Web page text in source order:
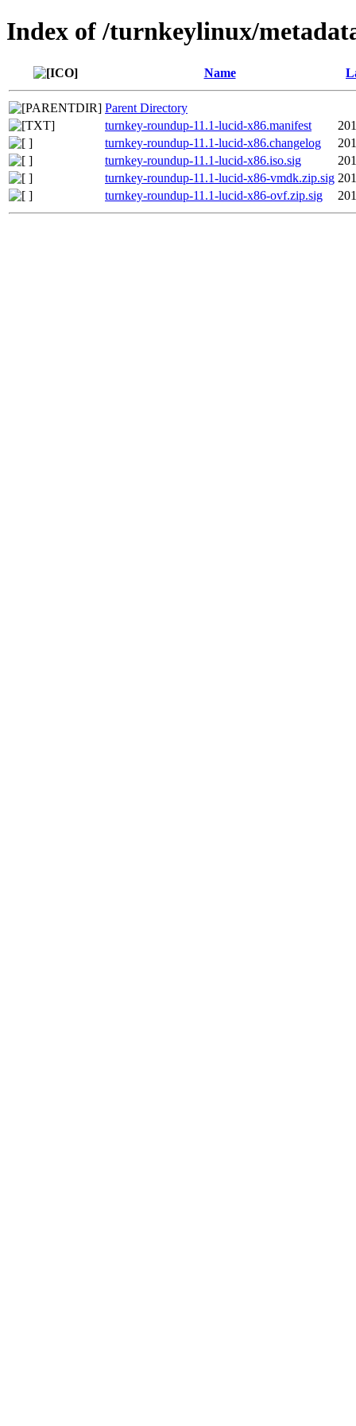
Index of /turnkeylinux/
Name
Parent Directory
turnkey-roundup-11.1-lucid-x86.manifest
turnkey-roundup-11.1-lucid-x86.changelog
turnkey-roundup-11.1-lucid-x86.iso.sig
turnkey-roundup-11.1-lucid-x86-vmdk.zip.sig
turnkey-roundup-11.1-lucid-x86-ovf.zip.sig